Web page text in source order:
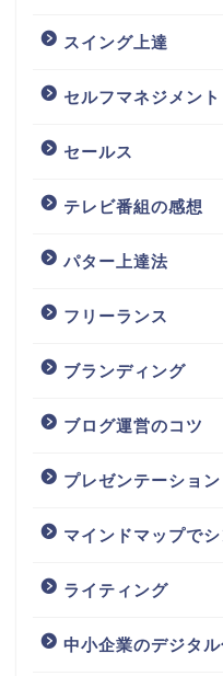
スイング上達
セルフマネジメント
セールス
テレビ番組の感想
パター上達法
フリーランス
ブランディング
ブログ運営のコツ
プレゼンテーショ
マインドマップで
ライティング
中小企業のデジタ